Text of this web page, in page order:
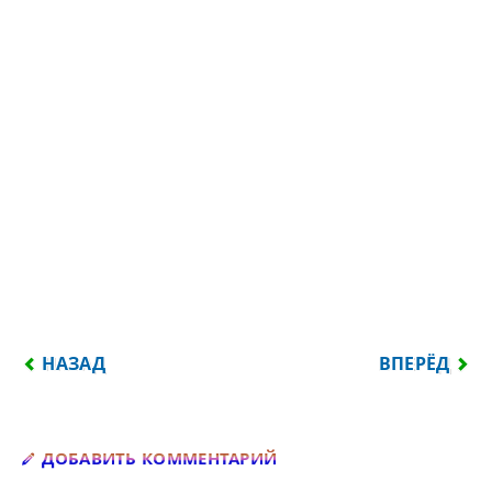
ПРЕДЫДУЩИЙ: ЕСЛИ ЖЕНЩИНА ГОВОРИТ
НАЗАД ВПЕРЁД
ДОБАВИТЬ КОММЕНТАРИЙ